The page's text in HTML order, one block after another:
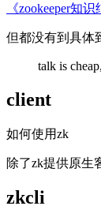
《zookeeper知
但都没有到具体
talk is
client
如何使用zk
除了zk提供原生
zkcli